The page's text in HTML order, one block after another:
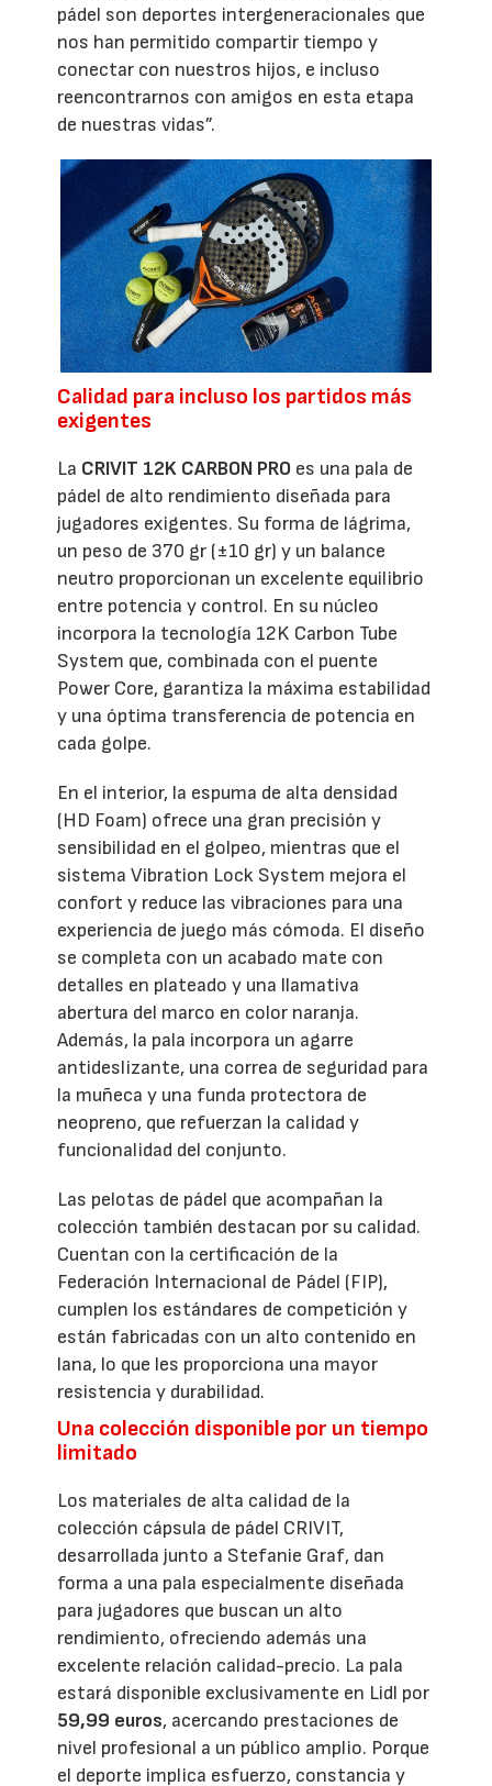
pádel son deportes intergeneracionales que
nos han permitido compartir tiempo y
conectar con nuestros hijos, e incluso
reencontrarnos con amigos en esta etapa
de nuestras vidas”.
Calidad para incluso los partidos más
exigentes
La CRIVIT 12K CARBON PRO es una pala de
pádel de alto rendimiento diseñada para
jugadores exigentes. Su forma de lágrima,
un peso de 370 gr (±10 gr) y un balance
neutro proporcionan un excelente equilibrio
entre potencia y control. En su núcleo
incorpora la tecnología 12K Carbon Tube
System que, combinada con el puente
Power Core, garantiza la máxima estabilidad
y una óptima transferencia de potencia en
cada golpe.
En el interior, la espuma de alta densidad
(HD Foam) ofrece una gran precisión y
sensibilidad en el golpeo, mientras que el
sistema Vibration Lock System mejora el
confort y reduce las vibraciones para una
experiencia de juego más cómoda. El diseño
se completa con un acabado mate con
detalles en plateado y una llamativa
abertura del marco en color naranja.
Además, la pala incorpora un agarre
antideslizante, una correa de seguridad para
la muñeca y una funda protectora de
neopreno, que refuerzan la calidad y
funcionalidad del conjunto.
Las pelotas de pádel que acompañan la
colección también destacan por su calidad.
Cuentan con la certificación de la
Federación Internacional de Pádel (FIP),
cumplen los estándares de competición y
están fabricadas con un alto contenido en
lana, lo que les proporciona una mayor
resistencia y durabilidad.
Una colección disponible por un tiempo
limitado
Los materiales de alta calidad de la
colección cápsula de pádel CRIVIT,
desarrollada junto a Stefanie Graf, dan
forma a una pala especialmente diseñada
para jugadores que buscan un alto
rendimiento, ofreciendo además una
excelente relación calidad-precio. La pala
estará disponible exclusivamente en Lidl por
59,99 euros, acercando prestaciones de
nivel profesional a un público amplio. Porque
el deporte implica esfuerzo, constancia y